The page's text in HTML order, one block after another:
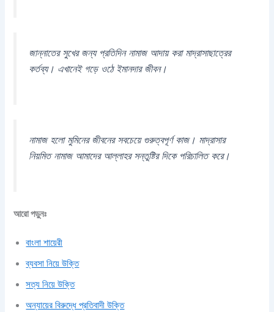
জান্নাতের সুখের জন্য প্রতিদিন নামাজ আদায় করা মাদ্রাসাছাত্রের
কর্তব্য। এখানেই গড়ে ওঠে ইমানদার জীবন।
নামাজ হলো মুমিনের জীবনের সবচেয়ে গুরুত্বপূর্ণ কাজ। মাদ্রাসার
নিয়মিত নামাজ আমাদের আল্লাহর সন্তুষ্টির দিকে পরিচালিত করে।
আরো পড়ুনঃ
বাংলা শায়েরী
ব্যবসা নিয়ে উক্তি
সত্য নিয়ে উক্তি
অন্যায়ের বিরুদ্ধে প্রতিবাদী উক্তি